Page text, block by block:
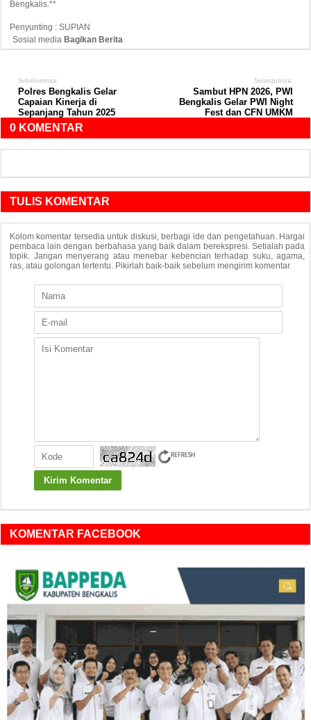
Bengkalis.**
Penyunting : SUPIAN
Sosial media Bagikan Berita
Sebelumnya:
Polres Bengkalis Gelar
Capaian Kinerja di
Sepanjang Tahun 2025
Selanjutnya:
Sambut HPN 2026, PWI
Bengkalis Gelar PWI Night
Fest dan CFN UMKM
0 KOMENTAR
TULIS KOMENTAR
Kolom komentar tersedia untuk diskusi, berbagi ide dan pengetahuan. Hargai
pembaca lain dengan berbahasa yang baik dalam berekspresi. Setialah pada
topik. Jangan menyerang atau menebar kebencian terhadap suku, agama,
ras, atau golongan tertentu. Pikirlah baik-baik sebelum mengirim komentar.
KOMENTAR FACEBOOK